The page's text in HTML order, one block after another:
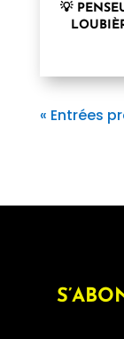
💡
« Entrées